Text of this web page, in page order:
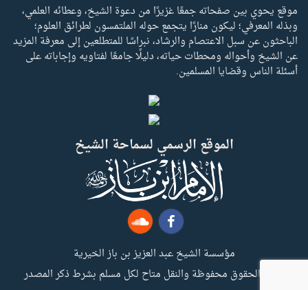
موقع يحوي بين صفحاته جمعًا غزيرًا من دعوة الشيخ، وعطائه العلمي،
وبذله المعرفي؛ ليكون منارًا يتجمع حوله الملتمسون لطرائق العلوم؛
الباحثون عن سبل الاعتصام والرشاد، نبراسًا للمتطلعين إلى معرفة المزيد
عن الشيخ وأحواله ومحطات حياته، دليلًا جامعًا لفتاويه وإجاباته على
أسئلة الناس وقضايا المسلمين.
الموقع الرسمي لسماحة الشيخ
مؤسسة الشيخ عبد العزيز بن باز الخيرية
جميع الحقوق محفوظة والنقل متاح لكل مسلم بشرط ذكر المصدر